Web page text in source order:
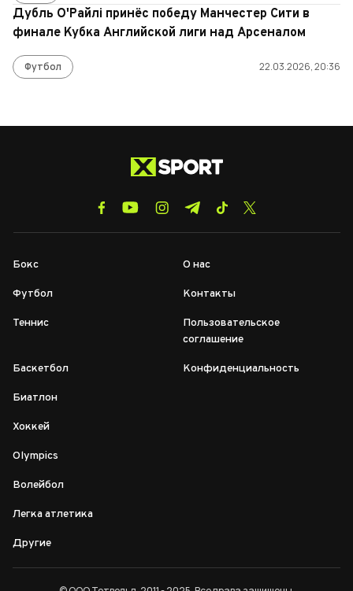
Дубль О'Райлі принёс победу Манчестер Сити в
финале Кубка Английской лиги над Арсеналом
Футбол 22.03.2026, 20:36
Бокс
Футбол
Теннис
Баскетбол
Биатлон
Хоккей
Olympics
Волейбол
Легка атлетика
Другие
О нас
Контакты
Пользовательское
соглашение
Конфиденциальность